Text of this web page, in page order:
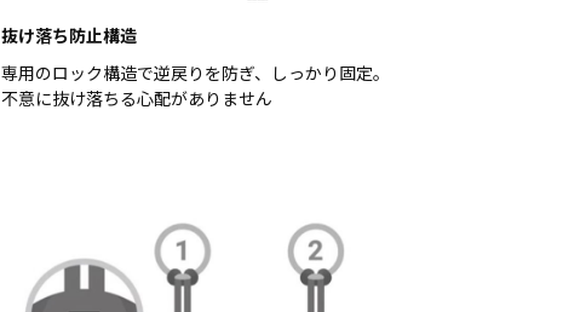
抜け落ち防止構造
専用のロック構造で逆戻りを防ぎ、しっかり固定。
不意に抜け落ちる心配がありません